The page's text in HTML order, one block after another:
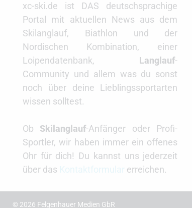
xc-ski.de ist DAS deutschsprachige
Portal mit aktuellen News aus dem
Skilanglauf, Biathlon und der
Nordischen Kombination, einer
Loipendatenbank, Langlauf-
Community und allem was du sonst
noch über deine Lieblingssportarten
wissen solltest.
Ob Skilanglauf-Anfänger oder Profi-
Sportler, wir haben immer ein offenes
Ohr für dich! Du kannst uns jederzeit
über das
erreichen.
© 2026 Felgenhauer Medien GbR